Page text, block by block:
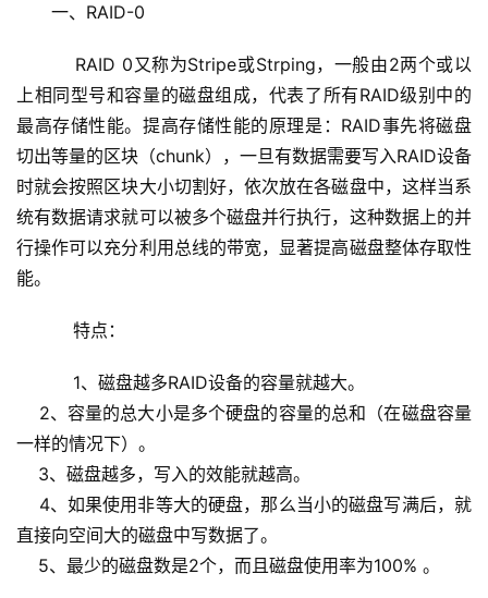
一、RAID-0
RAID 0又称为Stripe或Strping，一般由2两个或以
上相同型号和容量的磁盘组成，代表了所有RAID级别中的
最高存储性能。提高存储性能的原理是：RAID事先将磁盘
切出等量的区块（chunk），一旦有数据需要写入RAID设备
时就会按照区块大小切割好，依次放在各磁盘中，这样当系
统有数据请求就可以被多个磁盘并行执行，这种数据上的并
行操作可以充分利用总线的带宽，显著提高磁盘整体存取性
能。
特点：
1、磁盘越多RAID设备的容量就越大。
2、容量的总大小是多个硬盘的容量的总和（在磁盘容量
一样的情况下）。
3、磁盘越多，写入的效能就越高。
4、如果使用非等大的硬盘，那么当小的磁盘写满后，就
直接向空间大的磁盘中写数据了。
5、最少的磁盘数是2个，而且磁盘使用率为100% 。